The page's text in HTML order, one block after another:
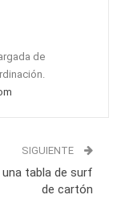
de
SIGUIENTE
una tabla de surf
de cartón